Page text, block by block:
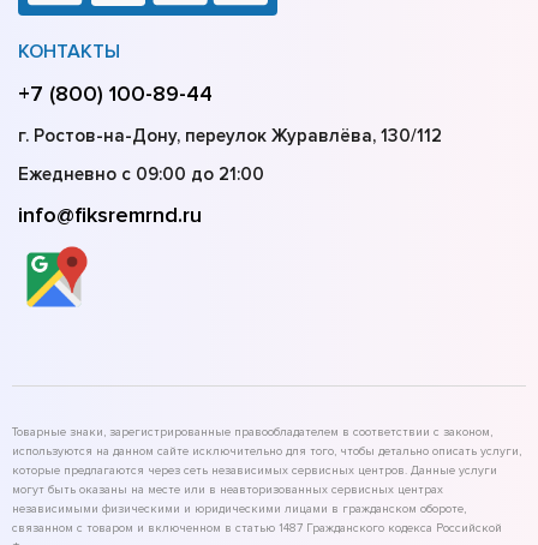
КОНТАКТЫ
+7 (800) 100-89-44
г. Ростов-на-Дону, переулок Журавлёва, 130/112
Ежедневно с 09:00 до 21:00
info@fiksremrnd.ru
Товарные знаки, зарегистрированные правообладателем в соответствии с законом,
используются на данном сайте исключительно для того, чтобы детально описать услуги,
которые предлагаются через сеть независимых сервисных центров. Данные услуги
могут быть оказаны на месте или в неавторизованных сервисных центрах
независимыми физическими и юридическими лицами в гражданском обороте,
связанном с товаром и включенном в статью 1487 Гражданского кодекса Российской